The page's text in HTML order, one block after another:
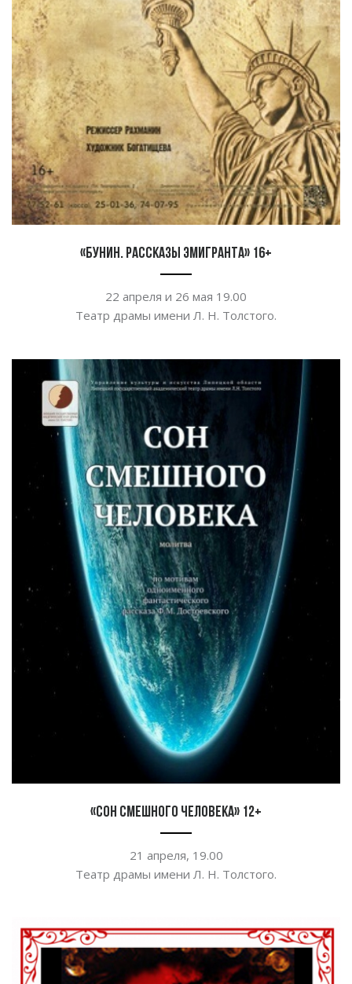
«Бунин. Рассказы эмигранта» 16+
22 апреля и 26 мая 19.00
Театр драмы имени Л. Н. Толстого.
«Сон смешного человека» 12+
21 апреля, 19.00
Театр драмы имени Л. Н. Толстого.